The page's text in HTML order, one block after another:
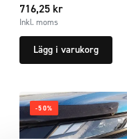
716,25 kr
Inkl. moms
Lägg i varukorg
-50%